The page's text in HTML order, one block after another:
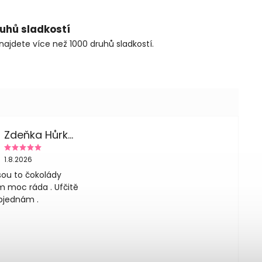
sladkostí
více než 1000 druhů sladkostí.
Zdeňka Hůrková
1.8.2026
to čokolády
moc ráda . Ufčitě
.